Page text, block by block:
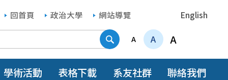
回首頁 政治大學 網站導覽 English
搜尋A A A
學術活動 表格下載 系友社群 聯絡我們